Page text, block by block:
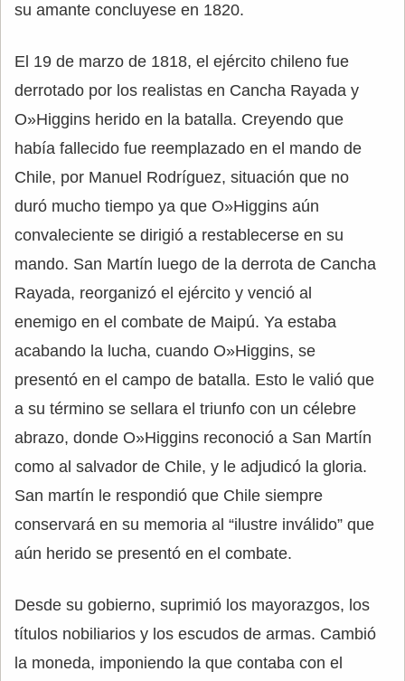
su amante concluyese en 1820.
El 19 de marzo de 1818, el ejército chileno fue
derrotado por los realistas en Cancha Rayada y
O»Higgins herido en la batalla. Creyendo que
había fallecido fue reemplazado en el mando de
Chile, por Manuel Rodríguez, situación que no
duró mucho tiempo ya que O»Higgins aún
convaleciente se dirigió a restablecerse en su
mando. San Martín luego de la derrota de Cancha
Rayada, reorganizó el ejército y venció al
enemigo en el combate de Maipú. Ya estaba
acabando la lucha, cuando O»Higgins, se
presentó en el campo de batalla. Esto le valió que
a su término se sellara el triunfo con un célebre
abrazo, donde O»Higgins reconoció a San Martín
como al salvador de Chile, y le adjudicó la gloria.
San martín le respondió que Chile siempre
conservará en su memoria al “ilustre inválido” que
aún herido se presentó en el combate.
Desde su gobierno, suprimió los mayorazgos, los
títulos nobiliarios y los escudos de armas. Cambió
la moneda, imponiendo la que contaba con el